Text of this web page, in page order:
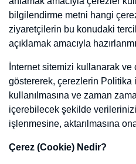
Kategoriler
Çerez Politikası
Anasayfa
Çerez Politikası
ÇEREZ POLİTİKASI
Bu Çerez Politikası; Domain Sepeti
çerez kullanımına ilişkin ilkeleri
Domain Sepeti tarafından